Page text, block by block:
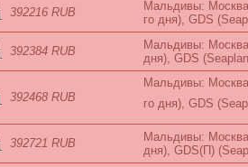
392216 RUB
Мальдивы:
го дня), GDS
392384 RUB
Мальдивы:
дня), GDS
392468 RUB
Мальдивы:
го дня), GDS
392721 RUB
Мальдивы:
дня), GDS(П)